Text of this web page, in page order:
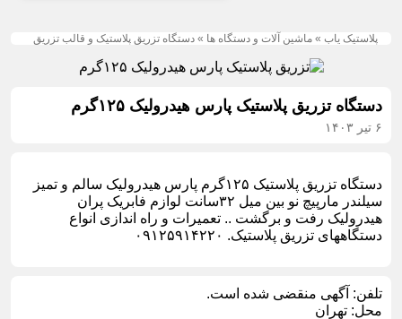
پلاستیک یاب » ماشین آلات و دستگاه ها » دستگاه تزریق پلاستیک و قالب تزریق
دستگاه تزریق پلاستیک پارس هیدرولیک ۱۲۵گرم
۶ تیر ۱۴۰۳
دستگاه تزریق پلاستیک ۱۲۵گرم پارس هیدرولیک سالم و تمیز
سیلندر مارپیچ نو بین میل ۳۲سانت لوازم فابریک پران
هیدرولیک رفت و برگشت .. تعمیرات و راه اندازی انواع
دستگاههای تزریق پلاستیک. ۰۹۱۲۵۹۱۴۲۲۰
تلفن: آگهی منقضی شده است.
محل: تهران